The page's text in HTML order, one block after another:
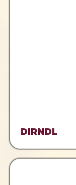
DIRNDL